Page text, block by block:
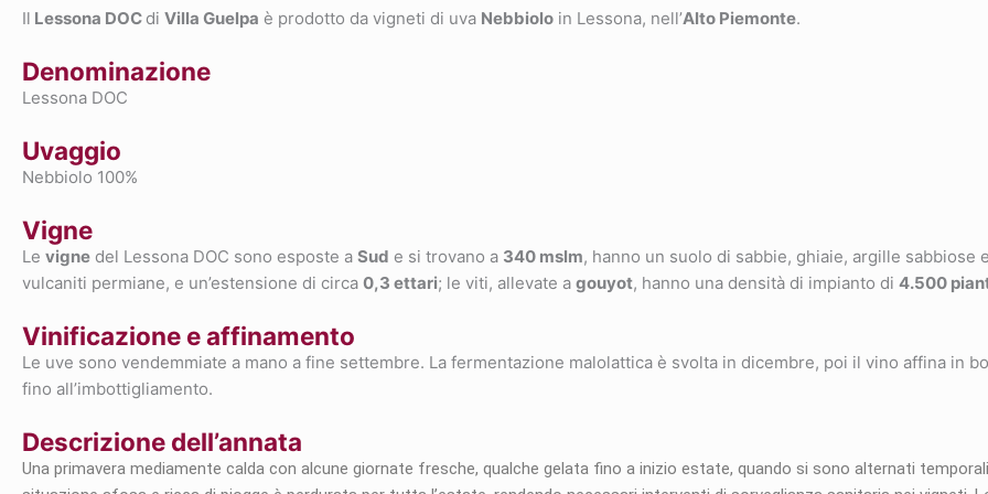
Il Lessona DOC di Villa Guelpa è prodotto da vigneti di uva Nebbiolo in Lessona, nell’Alto Piemonte.
Denominazione
Lessona DOC
Uvaggio
Nebbiolo 100%
Vigne
Le vigne del Lessona DOC sono esposte a Sud e si trovano a 340 mslm, hanno un suolo di sabbie, ghiaie, argille sabbiose
vulcaniti permiane, e un’estensione di circa 0,3 ettari; le viti, allevate a gouyot, hanno una densità di impianto di 4.500
Vinificazione e affinamento
Le uve sono vendemmiate a mano a fine settembre. La fermentazione malolattica è svolta in dicembre, poi il vino affina in
fino all’imbottigliamento.
Descrizione dell’annata
Una primavera mediamente calda con alcune giornate fresche, qualche gelata fino a inizio estate, quando si sono alternati